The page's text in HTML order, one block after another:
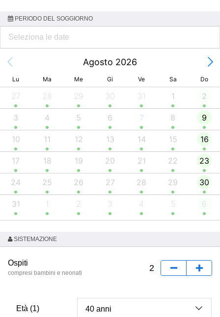
PERIODO DEL SOGGIORNO
Agosto 2026
Lu Ma Me Gi Ve Sa Do
27 28 29 30 31 1 2
3 4 5 6 7 8 9
10 11 12 13 14 15 16
17 18 19 20 21 22 23
24 25 26 27 28 29 30
31 1 2 3 4 5 6
SISTEMAZIONE
Ospiti
compresi bambini e neonati
Età (1)